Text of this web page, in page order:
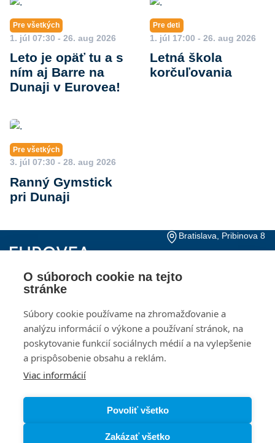
O súboroch cookie na tejto
stránke
Súbory cookie používame na zhromažďovanie a
analýzu informácií o výkone a používaní stránok, na
poskytovanie funkcií sociálnych médií a na vylepšenie
a prispôsobenie obsahu a reklám.
Viac informácií
Povoliť všetko
Zakázať všetko
Pre všetkých
1. júl 07:30 - 26. aug 2026
Leto je opäť tu a s
ním aj Barre na
Dunaji v Eurovea!
Pre deti
1. júl 17:00 - 26. aug 2026
Letná škola
korčuľovania
Pre všetkých
3. júl 07:30 - 28. aug 2026
Ranný Gymstick
pri Dunaji
Bratislava, Pribinova 8
Kontakty Otváracie hodiny
investorov
Návštevný poriadok
Ochrana osobných
údajov
Zásady používania